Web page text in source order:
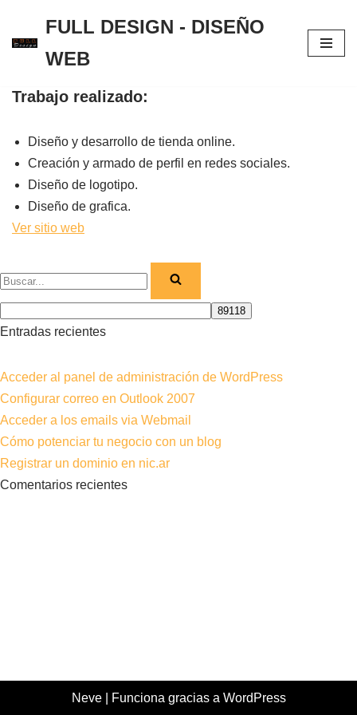
Saltar
contenido
FULL DESIGN - DISEÑO
WEB
Trabajo realizado:
Diseño y desarrollo de tienda online.
Creación y armado de perfil en redes sociales.
Diseño de logotipo.
Diseño de grafica.
Ver sitio web
Entradas recientes
Acceder al panel de administración de WordPress
Configurar correo en Outlook 2007
Acceder a los emails via Webmail
Cómo potenciar tu negocio con un blog
Registrar un dominio en nic.ar
Comentarios recientes
Neve| Funciona gracias a WordPress